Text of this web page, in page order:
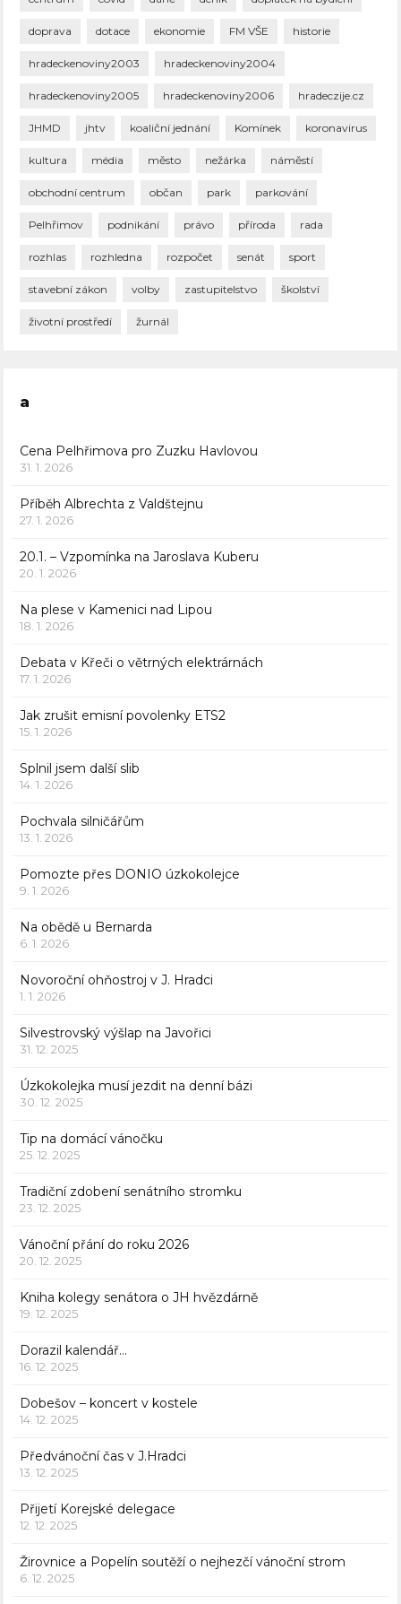
doprava dotace ekonomie FM VŠE historie
hradeckenoviny2003 hradeckenoviny2004
hradeckenoviny2005 hradeckenoviny2006 hradeczije.cz
JHMD jhtv koaliční jednání Komínek koronavirus
kultura média město nežárka náměstí
obchodní centrum občan park parkování
Pelhřimov podnikání právo příroda rada
rozhlas rozhledna rozpočet senát sport
stavební zákon volby zastupitelstvo školství
životní prostředí žurnál
a
Cena Pelhřimova pro Zuzku Havlovou
31. 1. 2026
Příběh Albrechta z Valdštejnu
27. 1. 2026
20.1. – Vzpomínka na Jaroslava Kuberu
20. 1. 2026
Na plese v Kamenici nad Lipou
18. 1. 2026
Debata v Křeči o větrných elektrárnách
17. 1. 2026
Jak zrušit emisní povolenky ETS2
15. 1. 2026
Splnil jsem další slib
14. 1. 2026
Pochvala silničářům
13. 1. 2026
Pomozte přes DONIO úzkokolejce
9. 1. 2026
Na obědě u Bernarda
6. 1. 2026
Novoroční ohňostroj v J. Hradci
1. 1. 2026
Silvestrovský výšlap na Javořici
31. 12. 2025
Úzkokolejka musí jezdit na denní bázi
30. 12. 2025
Tip na domácí vánočku
25. 12. 2025
Tradiční zdobení senátního stromku
23. 12. 2025
Vánoční přání do roku 2026
20. 12. 2025
Kniha kolegy senátora o JH hvězdárně
19. 12. 2025
Dorazil kalendář…
16. 12. 2025
Dobešov – koncert v kostele
14. 12. 2025
Předvánoční čas v J.Hradci
13. 12. 2025
Přijetí Korejské delegace
12. 12. 2025
Žirovnice a Popelín soutěží o nejhezčí vánoční strom
6. 12. 2025